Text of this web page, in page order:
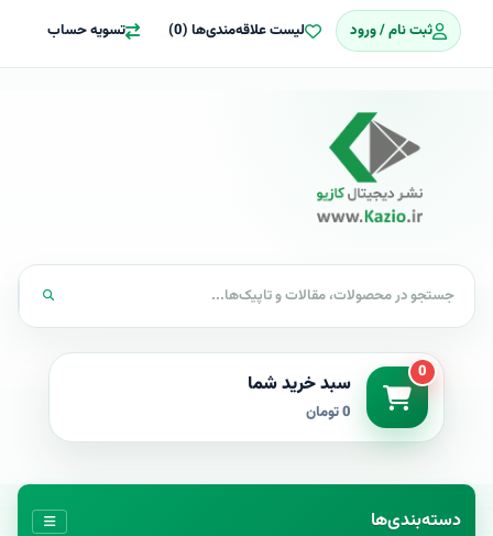
ثبت نام / ورود لیست علاقه‌مندی‌ها (0) تسویه حساب
0 سبد خرید شما
0 تومان
دسته‌بندی‌ها